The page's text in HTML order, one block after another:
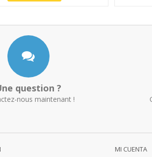
question ?
nous maintenant !
MI CUENTA